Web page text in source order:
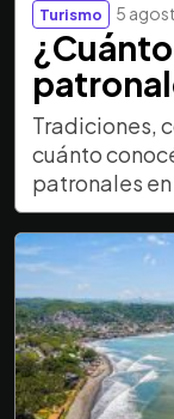
Turismo 5
Tradiciones,
cuánto
patronales en